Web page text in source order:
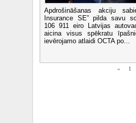
Apdrošināšanas akciju
Insurance SE” pilda savu
106 911 eiro Latvijas
aicina visus spēkratu
ievērojamo atlaidi OCTA po...
« 1